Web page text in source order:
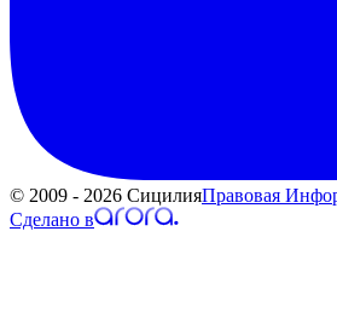
© 2009 - 2026 СицилияПравовая
Сделано в